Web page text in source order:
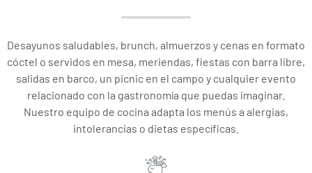
Desayunos saludables, brunch, almuerzos y cenas en formato
cóctel o servidos en mesa, meriendas, fiestas con barra libre,
salidas en barco, un picnic en el campo y cualquier evento
relacionado con la gastronomía que puedas imaginar.
Nuestro equipo de cocina adapta los menús a alergias,
intolerancias o dietas específicas.